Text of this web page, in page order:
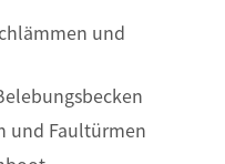
und
und Faultürmen